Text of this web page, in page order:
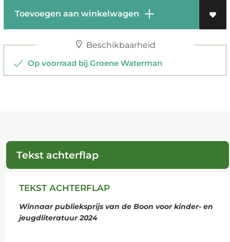
Toevoegen aan winkelwagen
Beschikbaarheid
Op voorraad bij Groene Waterman
Tekst achterflap
TEKST ACHTERFLAP
Winnaar publieksprijs van de Boon voor kinder- en
jeugdliteratuur 2024